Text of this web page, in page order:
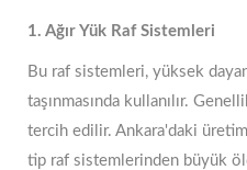
1. Ağır Yük Raf Sistemleri
Bu raf sistemleri, yüksek
taşınmasında kullanılır.
tercih edilir. Ankara'daki
tip raf sistemlerinden büyük